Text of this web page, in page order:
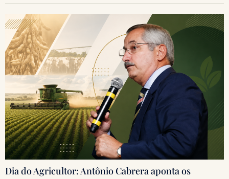
Dia do Agricultor: Antônio Cabrera aponta os